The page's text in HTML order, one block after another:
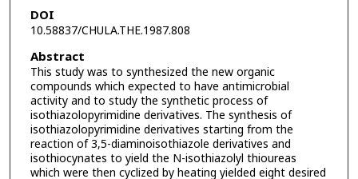
DOI
10.58837/CHULA.THE.1987.808
Abstract
This study was to synthesized the new organic
compounds which expected to have antimicrobial
activity and to study the synthetic process of
isothiazolopyrimidine derivatives. The synthesis of
isothiazolopyrimidine derivatives starting from the
reaction of 3,5-diaminoisothiazole derivatives and
isothiocynates to yield the N-isothiazolyl thioureas
which were then cyclized by heating yielded eight desired